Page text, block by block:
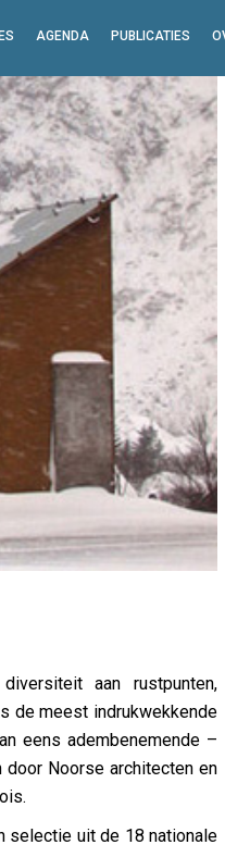
AGENDA PUBLICATIES
aan rustpunten,
de meest indrukwekkende
eens adembenemende –
door Noorse architecten en
selectie uit de 18 nationale